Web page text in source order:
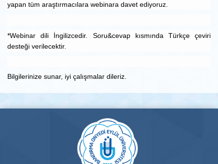
yapan tüm araştırmacılara webinara davet ediyoruz.
*Webinar dili İngilizcedir. Soru&cevap kısmında Türkçe çeviri
desteği verilecektir.
Bilgilerinize sunar, iyi çalışmalar dileriz.